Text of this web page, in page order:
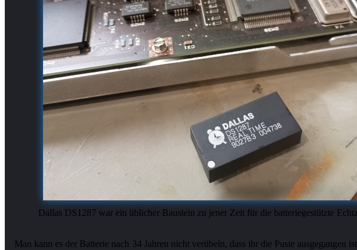
Dallas DS1287 war ein üblicher Baustein zu jener Zeit für die batteriegestützte
Man kann es der Batterie nach 34 Jahren nicht verübeln, dass ihr die Puste